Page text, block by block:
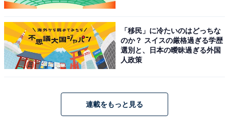
占い師：章月 綾乃
占い、心理テストの執筆、監修。雑誌、Web、広告
タイアップ記事などを多数手がけています。
タウン情報誌の営業、住宅情報誌の編集を経てフリ
ーのイラストレーターに。媒体制作の経験を生かし
「移民」に冷たいのはどっちな
のか？ スイスの厳格過ぎる学歴
選別と、日本の曖昧過ぎる外国
人政策
連載をもっと見る